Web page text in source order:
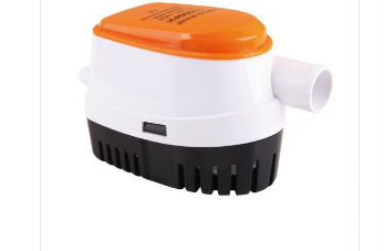
trockenlaufen. Sie liefert bis zu 4,3 Liter
Wasser pro Minute. Dank des integrierten
Druckschalters startet und stoppt die
Pumpe automatisch beim Öffnen und
Schließ4